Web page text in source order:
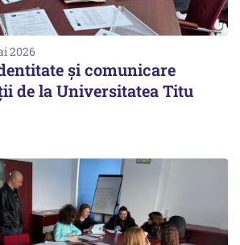
2026
și comunicare
de la Universitatea Titu